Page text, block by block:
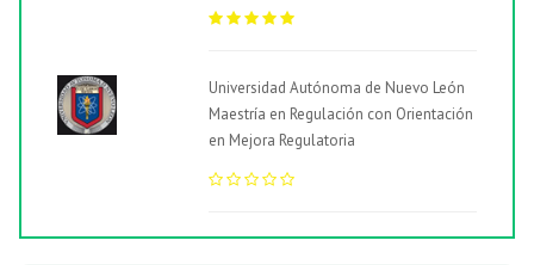
Universidad Autónoma de Nuevo León
Maestría en Regulación con Orientación
en Mejora Regulatoria